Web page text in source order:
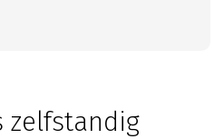
zelfstandig